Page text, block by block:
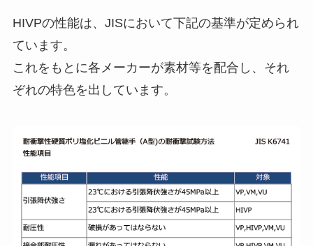
HIVPの性能は、JISにおいて下記の基準が定められ
ています。
これをもとに各メーカーが素材等を配合し、それ
ぞれの特色を出しています。